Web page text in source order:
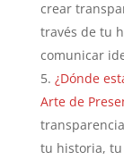
crear
través de tu
comunicar
¿Dónde
Arte de
tu historia,